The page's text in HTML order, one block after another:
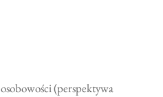
(perspektywa